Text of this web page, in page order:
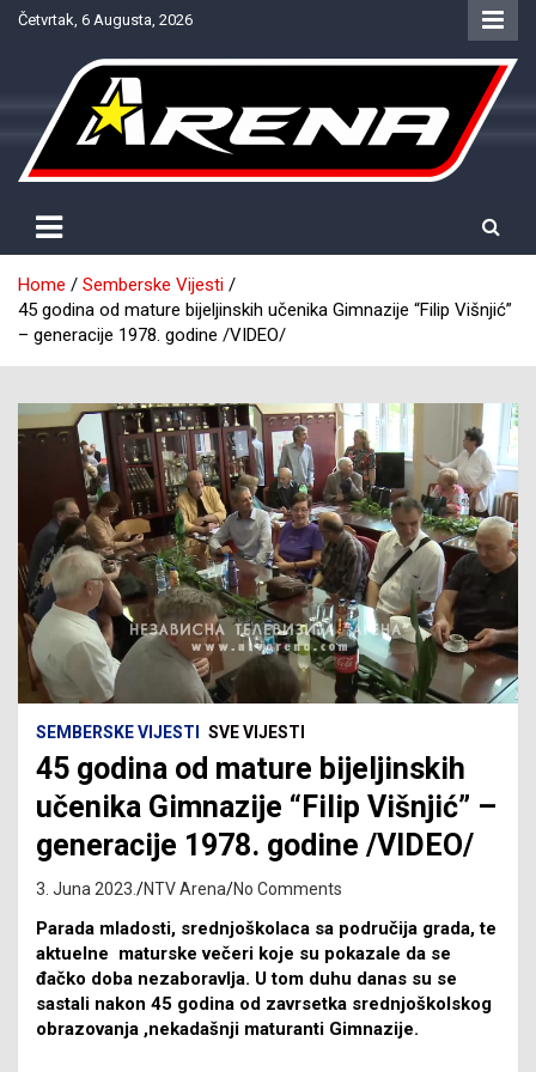
SkipČetvrtak, 6 Augusta, 2026
NTV Arena
Home
Semberske Vijesti
45 godina od mature bijeljinskih učenika Gimnazije “Filip Višnjić”
– generacije 1978. godine /VIDEO/
SEMBERSKE VIJESTI SVE VIJESTI
45 godina od mature bijeljinskih
učenika Gimnazije “Filip Višnjić” –
generacije 1978. godine /VIDEO/
3. Juna 2023. NTV Arena No Comments
Parada mladosti, srednjoškolaca sa područija grada, te
aktuelne maturske večeri koje su pokazale da se
đačko doba nezaboravlja. U tom duhu danas su se
sastali nakon 45 godina od zavrsetka srednjoškolskog
obrazovanja ,nekadašnji maturanti Gimnazije.